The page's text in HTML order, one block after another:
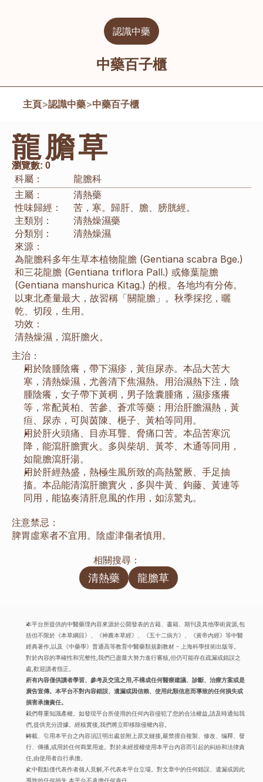
認識中藥
中藥百子櫃
主頁>認識中藥>中藥百子櫃
龍膽草
瀏覽數: 0
科屬：
龍膽科
主屬：
清熱藥
性味歸經：
苦，寒。歸肝、膽、膀胱經。
主類別：
清熱燥濕藥
分類別：
清熱燥濕
來源：
為龍膽科多年生草本植物龍膽 (Gentiana scabra Bge.)
和三花龍膽 (Gentiana triflora Pall.) 或條葉龍膽
(Gentiana manshurica Kitag.) 的根。各地均有分佈。
以東北產量最大，故習稱「關龍膽」。秋季採挖，曬
乾、切段，生用。
功效：
清熱燥濕，瀉肝膽火。
主治：
用於陰腫陰癢，帶下濕疹，黃疸尿赤。本品大苦大
寒，清熱燥濕，尤善清下焦濕熱。用治濕熱下注，陰
腫陰癢，女子帶下黃稠，男子陰囊腫痛，濕疹瘙癢
等，常配黃柏、苦參、蒼朮等藥；用治肝膽濕熱，黃
疸、尿赤，可與茵陳、梔子、黃柏等同用。
用於肝火頭痛、目赤耳聾、脅痛口苦。本品苦寒沉
降，能瀉肝膽實火。多與柴胡、黃芩、木通等同用，
如龍膽瀉肝湯。
用於肝經熱盛，熱極生風所致的高熱驚厥、手足抽
搐。本品能清瀉肝膽實火，多與牛黃、鉤藤、黃連等
同用，能協奏清肝息風的作用，如涼驚丸。
注意禁忌：
脾胃虛寒者不宜用。陰虛津傷者慎用。
相關搜尋：
清熱藥 龍膽草
本平台所提供的中醫藥理內容來源於公開發表的古籍、書籍、期刊及其他學術資源,包
括但不限於《本草綱目》、《神農本草經》、《五十二病方》、《黃帝內經》等中醫
經典著作,以及《中藥學》普通高等教育中醫藥類規劃教材 - 上海科學技術出版等。
對於內容的準確性和完整性,我們已盡最大努力進行審核,但仍可能存在疏漏或錯誤之
處,歡迎讀者指正。
所有內容僅供讀者學習、參考及交流之用,不構成任何醫療建議、診斷、治療方案或是
廣告宣傳。本平台不對內容錯誤、遺漏或因信賴、使用此類信息而導致的任何損失或
損害承擔責任。
我們尊重知識產權。如發現平台所使用的任何內容侵犯了您的合法權益,請及時通知我
們,提供充分證據。經核實後,我們將立即移除侵權內容。
轉載、引用本平台之內容須註明出處並附上原文鏈接,嚴禁擅自複製、修改、编釋、發
行、傳播,或用於任何商業用途。對於未經授權使用本平台內容而引起的糾紛和法律責
任,由使用者自行承擔。
文中觀點僅代表作者個人見解,不代表本平台立場。對文章中的任何錯誤、遺漏或因此
導致的任何損失,本平台不承擔任何責任。